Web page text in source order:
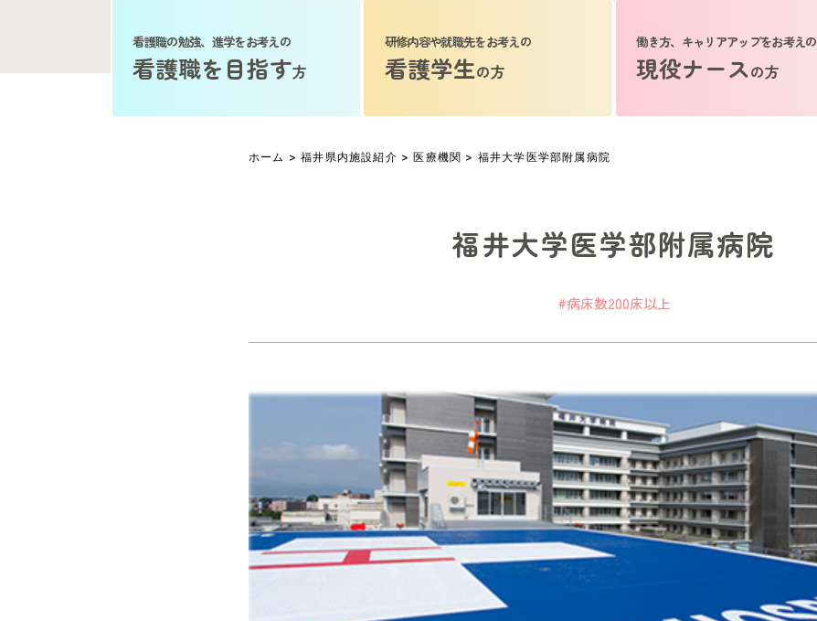
看護職の勉強、進学をお考えの
看護職を目指す方
研修内容や就職先をお考えの
看護学生の方
働き方、キャリアアップをお考えの
現役ナースの方
ホーム >福井県内施設紹介 >医療機関 > 福井大学医学部附属病院
福井大学医学部附属病院
#病床数200床以上